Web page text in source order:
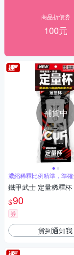
商品折價券
100元
補貨中
濃縮稀釋比例精準，準
鐵甲武士 定量稀釋杯
$90
券
貨到通知我